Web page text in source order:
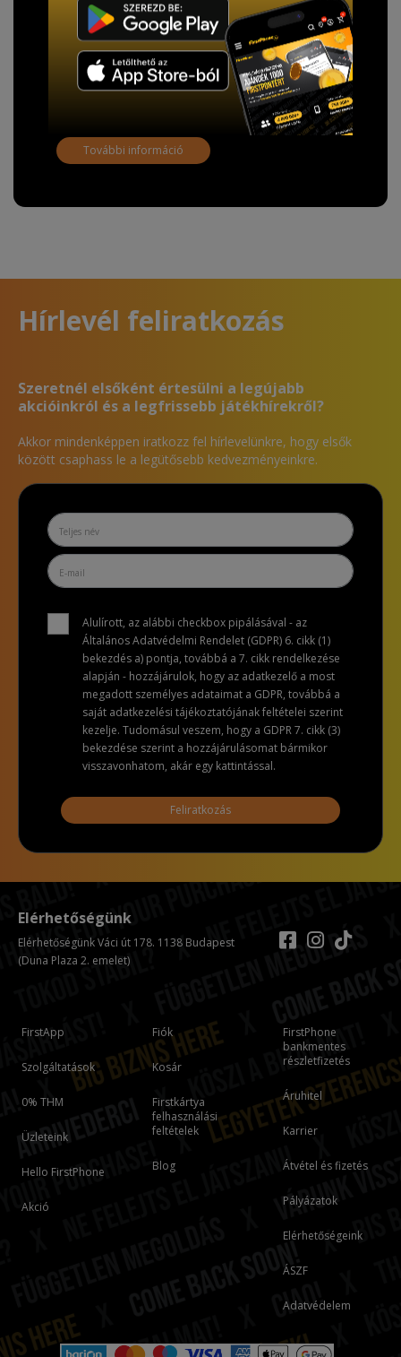
adatainak biztonsága érdekében!
A Kormány döntése alapján a kereskedő minden tartós
adathordozó termék vásárlásakor köteles ingyenes
adattörlő kódot biztosítani.
További információ
Hírlevél feliratkozás
Szeretnél elsőként értesülni a legújabb
akcióinkról és a legfrissebb játékhírekről?
Akkor mindenképpen iratkozz fel hírlevelünkre, hogy elsők
között csaphass le a legütősebb kedvezményeinkre.
Alulírott, az alábbi checkbox pipálásával - az
Általános Adatvédelmi Rendelet (GDPR) 6. cikk (1)
bekezdés a) pontja, továbbá a 7. cikk rendelkezése
alapján - hozzájárulok, hogy az adatkezelő a most
megadott személyes adataimat a GDPR, továbbá a
saját adatkezelési tájékoztatójának feltételei szerint
kezelje. Tudomásul veszem, hogy a GDPR 7. cikk (3)
bekezdése szerint a hozzájárulásomat bármikor
visszavonhatom, akár egy kattintással.
Feliratkozás
FirstApp
Szolgáltatások
0% THM
Üzleteink
Hello FirstPhone
Akció
Fiók
Kosár
Firstkártya
felhasználási
feltételek
Blog
FirstPhone
bankmentes
részletfizetés
Áruhitel
Karrier
Átvétel és fizetés
Pályázatok
Elérhetőségeink
ÁSZF
Adatvédelem
Elérhetőségünk
Elérhetőségünk Váci út 178. 1138 Budapest
(Duna Plaza 2. emelet)